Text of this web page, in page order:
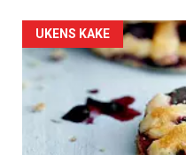
Forsiden
akkurat
nå
UKENS KAKE